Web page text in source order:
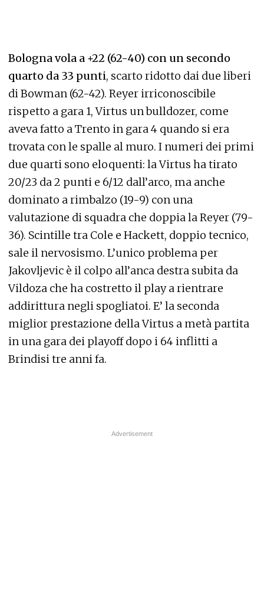
Bologna vola a +22 (62-40) con un secondo
quarto da 33 punti, scarto ridotto dai due liberi
di Bowman (62-42). Reyer irriconoscibile
rispetto a gara 1, Virtus un bulldozer, come
aveva fatto a Trento in gara 4 quando si era
trovata con le spalle al muro. I numeri dei primi
due quarti sono eloquenti: la Virtus ha tirato
20/23 da 2 punti e 6/12 dall’arco, ma anche
dominato a rimbalzo (19-9) con una
valutazione di squadra che doppia la Reyer (79-
36). Scintille tra Cole e Hackett, doppio tecnico,
sale il nervosismo. L’unico problema per
Jakovljevic è il colpo all’anca destra subita da
Vildoza che ha costretto il play a rientrare
addirittura negli spogliatoi. E’ la seconda
miglior prestazione della Virtus a metà partita
in una gara dei playoff dopo i 64 inflitti a
Brindisi tre anni fa.